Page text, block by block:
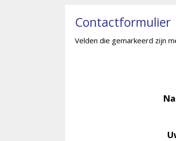
Contactformulier
Velden die gemarkeerd zijn